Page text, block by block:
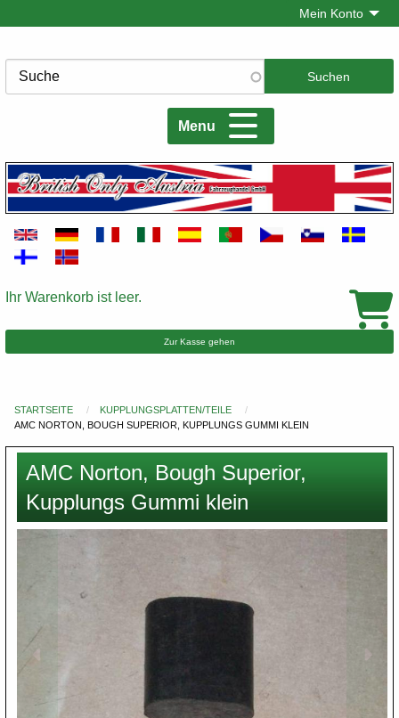
zum
Mein Konto
Suche
Menu
Warenkorb
Ihr Warenkorb ist leer.
Zur Kasse gehen
Du
hier
STARTSEITE
KUPPLUNGSPLATTEN/TEILE
AMC NORTON, BOUGH SUPERIOR, KUPPLUNGS GUMMI KLEIN
AMC Norton, Bough Superior,
Kupplungs Gummi klein
Images